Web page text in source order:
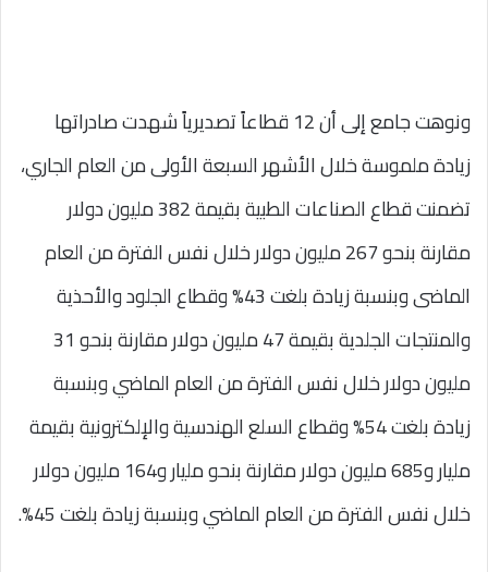
ونوهت جامع إلى أن 12 قطاعاً تصديرياً شهدت صادراتها
زيادة ملموسة خلال الأشهر السبعة الأولى من العام الجاري،
تضمنت قطاع الصناعات الطبية بقيمة 382 مليون دولار
مقارنة بنحو 267 مليون دولار خلال نفس الفترة من العام
الماضى وبنسبة زيادة بلغت 43% وقطاع الجلود والأحذية
والمنتجات الجلدية بقيمة 47 مليون دولار مقارنة بنحو 31
مليون دولار خلال نفس الفترة من العام الماضي وبنسبة
زيادة بلغت 54% وقطاع السلع الهندسية والإلكترونية بقيمة
مليار و685 مليون دولار مقارنة بنحو مليار و164 مليون دولار
خلال نفس الفترة من العام الماضي وبنسبة زيادة بلغت 45%.